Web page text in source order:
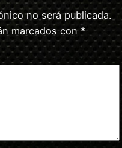
no será publicada.
marcados con *